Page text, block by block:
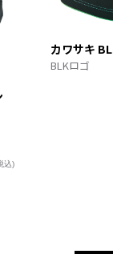
込)
カワサキ
BLKロゴ